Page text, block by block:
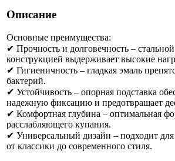
Описание
Основные преимущества:
✔ Прочность и долговечность –
конструкцией выдерживает высокие
✔ Гигиеничность – гладкая эмаль
бактерий.
✔ Устойчивость – опорная подставка
надежную фиксацию и предотвращает
✔ Комфортная глубина – оптимальная
расслабляющего купания.
✔ Универсальный дизайн – подходит
от классики до современного стиля.